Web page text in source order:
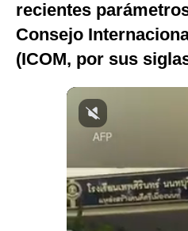
G de Gestión
Notas Contratadas
Fotogalerías
recientes
Consejo
(ICOM, por sus